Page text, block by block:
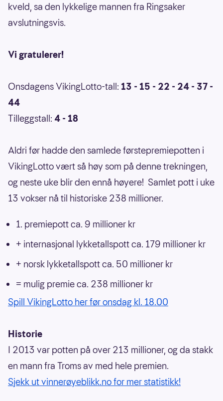
kveld, sa den lykkelige mannen fra Ringsaker
avslutningsvis.
Vi gratulerer!
Onsdagens VikingLotto-tall: 13 - 15 - 22 - 24 - 37 -
44
Tilleggstall: 4 - 18
Aldri før hadde den samlede førstepremiepotten i
VikingLotto vært så høy som på denne trekningen,
og neste uke blir den ennå høyere! Samlet pott i uke
13 vokser nå til historiske 238 millioner.
1. premiepott ca. 9 millioner kr
+ internasjonal lykketallspott ca. 179 millioner kr
+ norsk lykketallspott ca. 50 millioner kr
= mulig premie ca. 238 millioner kr
Spill VikingLotto her før onsdag kl. 18.00
Historie
I 2013 var potten på over 213 millioner, og da stakk
en mann fra Troms av med hele premien.
Sjekk ut vinnerøyeblikk.no for mer statistikk!